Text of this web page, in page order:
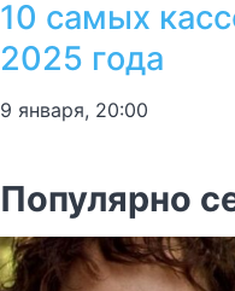
10 самых
2025 года
9 января, 20:00
Популярно